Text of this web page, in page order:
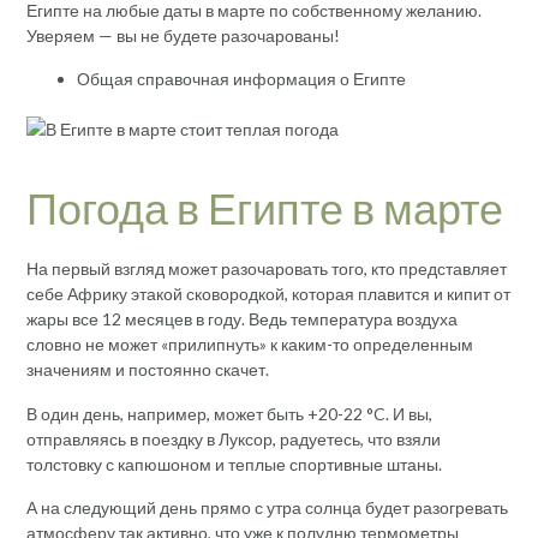
Египте на любые даты в марте по собственному желанию.
Уверяем — вы не будете разочарованы!
Общая справочная информация о Египте
Погода в Египте в марте
На первый взгляд может разочаровать того, кто представляет
себе Африку этакой сковородкой, которая плавится и кипит от
жары все 12 месяцев в году. Ведь температура воздуха
словно не может «прилипнуть» к каким-то определенным
значениям и постоянно скачет.
В один день, например, может быть +20-22 °C. И вы,
отправляясь в поездку в Луксор, радуетесь, что взяли
толстовку с капюшоном и теплые спортивные штаны.
А на следующий день прямо с утра солнца будет разогревать
атмосферу так активно, что уже к полудню термометры